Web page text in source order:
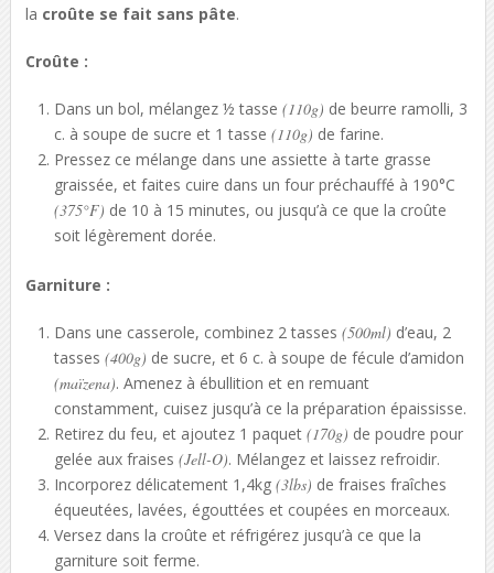
la croûte se fait sans pâte.
Croûte :
Dans un bol, mélangez ½ tasse(110g) de beurre ramolli, 3
c. à soupe de sucre et 1 tasse (110g) de farine.
Pressez ce mélange dans une assiette à tarte grasse
graissée, et faites cuire dans un four préchauffé à 190°C
(375°F) de 10 à 15 minutes, ou jusqu’à ce que la croûte
soit légèrement dorée.
Garniture :
Dans une casserole, combinez 2 tasses(500ml) d’eau, 2
tasses (400g) de sucre, et 6 c. à soupe de fécule d’amidon
(maïzena). Amenez à ébullition et en remuant
constamment, cuisez jusqu’à ce la préparation épaississe.
Retirez du feu, et ajoutez 1 paquet(170g) de poudre pour
gelée aux fraises (Jell-O). Mélangez et laissez refroidir.
Incorporez délicatement 1,4kg(3lbs) de fraises fraîches
équeutées, lavées, égouttées et coupées en morceaux.
Versez dans la croûte et réfrigérez jusqu’à ce que la
garniture soit ferme.